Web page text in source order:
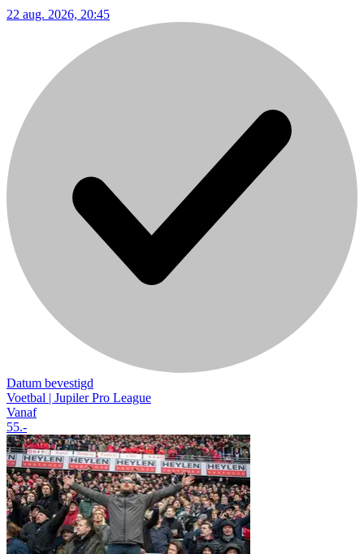
22 aug. 2026, 20:45
Datum bevestigd
Voetbal | Jupiler Pro League
Vanaf
55.-